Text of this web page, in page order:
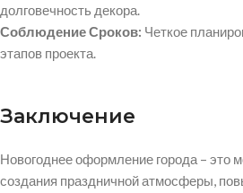
долговечность декора.
Соблюдение Сроков: Четкое
этапов проекта.
Заключение
Новогоднее оформление города – это
создания праздничной атмосферы,